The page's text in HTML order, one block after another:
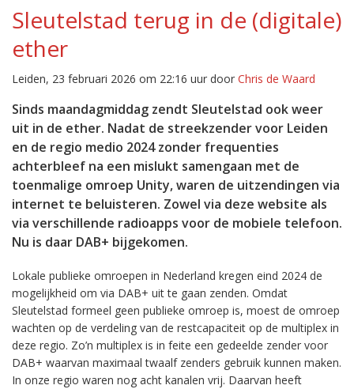
Sleutelstad terug in de (digitale)
ether
Leiden, 23 februari 2026 om 22:16 uur door Chris de Waard
Sinds maandagmiddag zendt Sleutelstad ook weer
uit in de ether. Nadat de streekzender voor Leiden
en de regio medio 2024 zonder frequenties
achterbleef na een mislukt samengaan met de
toenmalige omroep Unity, waren de uitzendingen via
internet te beluisteren. Zowel via deze website als
via verschillende radioapps voor de mobiele telefoon.
Nu is daar DAB+ bijgekomen.
Lokale publieke omroepen in Nederland kregen eind 2024 de
mogelijkheid om via DAB+ uit te gaan zenden. Omdat
Sleutelstad formeel geen publieke omroep is, moest de omroep
wachten op de verdeling van de restcapaciteit op de multiplex in
deze regio. Zo’n multiplex is in feite een gedeelde zender voor
DAB+ waarvan maximaal twaalf zenders gebruik kunnen maken.
In onze regio waren nog acht kanalen vrij. Daarvan heeft